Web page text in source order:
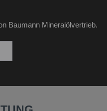
Baumann Mineralölvertrieb.